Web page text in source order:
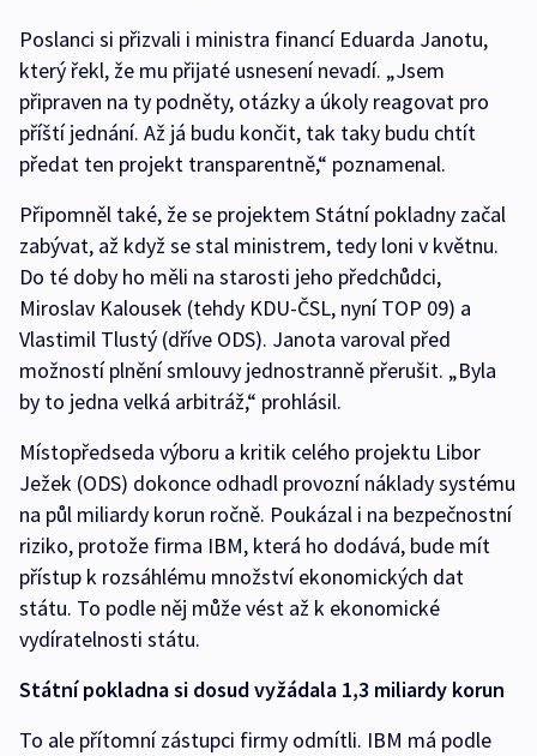
Poslanci si přizvali i ministra financí Eduarda Janotu,
který řekl, že mu přijaté usnesení nevadí. „Jsem
připraven na ty podněty, otázky a úkoly reagovat pro
příští jednání. Až já budu končit, tak taky budu chtít
předat ten projekt transparentně,“ poznamenal.
Připomněl také, že se projektem Státní pokladny začal
zabývat, až když se stal ministrem, tedy loni v květnu.
Do té doby ho měli na starosti jeho předchůdci,
Miroslav Kalousek (tehdy KDU-ČSL, nyní TOP 09) a
Vlastimil Tlustý (dříve ODS). Janota varoval před
možností plnění smlouvy jednostranně přerušit. „Byla
by to jedna velká arbitráž,“ prohlásil.
Místopředseda výboru a kritik celého projektu Libor
Ježek (ODS) dokonce odhadl provozní náklady systému
na půl miliardy korun ročně. Poukázal i na bezpečnostní
riziko, protože firma IBM, která ho dodává, bude mít
přístup k rozsáhlému množství ekonomických dat
státu. To podle něj může vést až k ekonomické
vydíratelnosti státu.
Státní pokladna si dosud vyžádala 1,3 miliardy korun
To ale přítomní zástupci firmy odmítli. IBM má podle